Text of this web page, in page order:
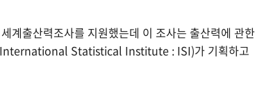
계출산력조사를 지원했는데 이 조사는 출산력에 관한
(International Statistical Institute : ISI)가 기획하고